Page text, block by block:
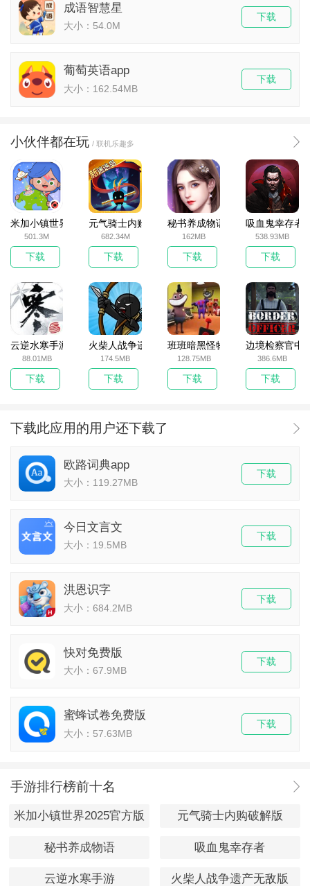
成语智慧星
大小：54.0M
下载
葡萄英语app
大小：162.54MB
下载
小伙伴都在玩 / 联机乐趣多
米加小镇世界2025官方版
501.3M
下载
元气骑士内购破解版
682.34M
下载
秘书养成物语
162MB
下载
吸血鬼幸存者
538.93MB
下载
云逆水寒手游
88.01MB
下载
火柴人战争遗产无敌版
174.5MB
下载
班班暗黑怪物生存挑战5
128.75MB
下载
边境检察官中
386.6MB
下载
下载此应用的用户还下载了
欧路词典app
大小：119.27MB
下载
今日文言文
大小：19.5MB
下载
洪恩识字
大小：684.2MB
下载
快对免费版
大小：67.9MB
下载
蜜蜂试卷免费版
大小：57.63MB
下载
手游排行榜前十名
米加小镇世界2025官方版 元气骑士内购破解版
秘书养成物语 吸血鬼幸存者
云逆水寒手游 火柴人战争遗产无敌版